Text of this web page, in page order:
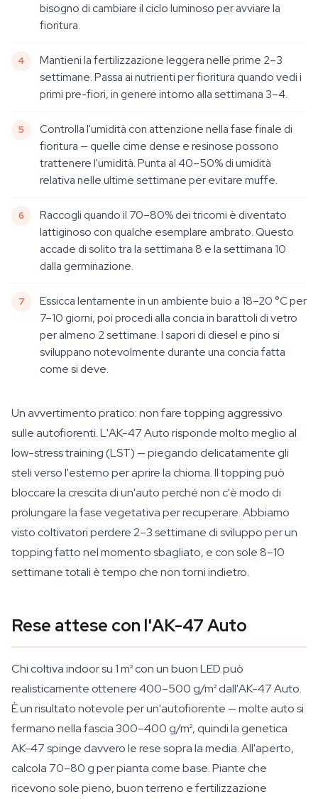
bisogno di cambiare il ciclo luminoso per avviare la
fioritura.
Mantieni la fertilizzazione leggera nelle prime 2–3
settimane. Passa ai nutrienti per fioritura quando vedi i
primi pre-fiori, in genere intorno alla settimana 3–4.
Controlla l'umidità con attenzione nella fase finale di
fioritura — quelle cime dense e resinose possono
trattenere l'umidità. Punta al 40–50% di umidità
relativa nelle ultime settimane per evitare muffe.
Raccogli quando il 70–80% dei tricomi è diventato
lattiginoso con qualche esemplare ambrato. Questo
accade di solito tra la settimana 8 e la settimana 10
dalla germinazione.
Essicca lentamente in un ambiente buio a 18–20 °C per
7–10 giorni, poi procedi alla concia in barattoli di vetro
per almeno 2 settimane. I sapori di diesel e pino si
sviluppano notevolmente durante una concia fatta
come si deve.
Un avvertimento pratico: non fare topping aggressivo
sulle autofiorenti. L'AK-47 Auto risponde molto meglio al
low-stress training (LST) — piegando delicatamente gli
steli verso l'esterno per aprire la chioma. Il topping può
bloccare la crescita di un'auto perché non c'è modo di
prolungare la fase vegetativa per recuperare. Abbiamo
visto coltivatori perdere 2–3 settimane di sviluppo per un
topping fatto nel momento sbagliato, e con sole 8–10
settimane totali è tempo che non torni indietro.
Rese attese con l'AK-47 Auto
Chi coltiva indoor su 1 m² con un buon LED può
realisticamente ottenere 400–500 g/m² dall'AK-47 Auto.
È un risultato notevole per un'autofiorente — molte auto si
fermano nella fascia 300–400 g/m², quindi la genetica
AK-47 spinge davvero le rese sopra la media. All'aperto,
calcola 70–80 g per pianta come base. Piante che
ricevono sole pieno, buon terreno e fertilizzazione